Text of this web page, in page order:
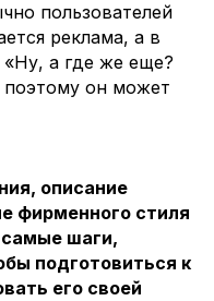
пользователей
реклама, а в
а где же еще?
поэтому он может
описание
фирменного стиля
шаги,
подготовиться к
его своей